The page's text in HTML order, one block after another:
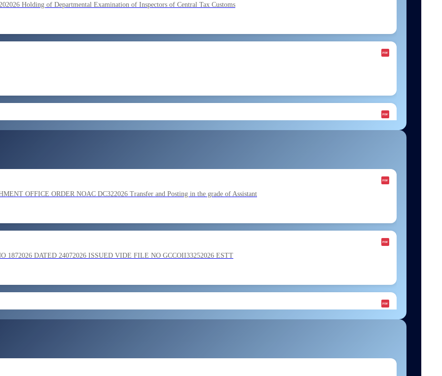
Holding of Departmental Examination of Inspectors of Central Tax Customs
on the basis of result of Combined Graduate Level Examination
by SSC on the basis of result of CombIned Graduate Level E
OFFICE ORDER NOAC DC322026 Transfer and Posting in the grade of Assistant
1872026 DATED 24072026 ISSUED VIDE FILE NO GCCOII33252026 ESTT